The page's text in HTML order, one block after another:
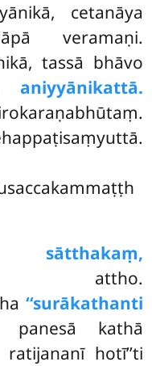
cetanāya
veramaṇi.
tassā bhāvo
aniyyānikattā.
sātthakaṃ,
attho.
‘‘surākathanti
kathā
hotī’’ti